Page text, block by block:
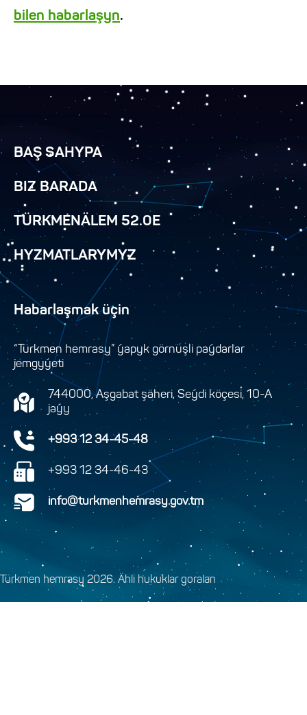
bilen habarlaşyn.
BAŞ SAHYPA
BIZ BARADA
TÜRKMENÄLEM 52.0E
HYZMATLARYMYZ
Habarlaşmak üçin
“Türkmen hemrasy” ýapyk görnüşli paýdarlar
jemgyýeti
744000, Aşgabat şäheri, Seýdi köçesi, 10-A
jaýy
+993 12 34-45-48
+993 12 34-46-43
info@turkmenhemrasy.gov.tm
Türkmen hemrasy 2026. Ähli hukuklar goralan